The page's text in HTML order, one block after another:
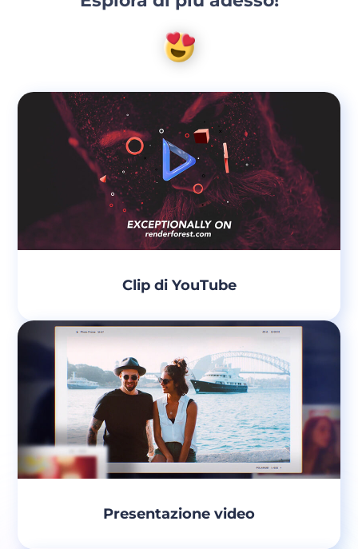
Clip di YouTube
Presentazione video